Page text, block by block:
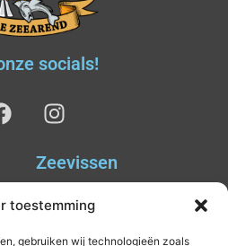
toestemming
gebruiken wij technologieën zoals
socials!
Zeevissen
Tochten & Prijzen